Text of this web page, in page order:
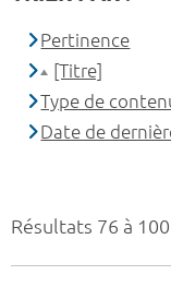
Résultats 76 à
Pertinence
[Titre]
Type de
Date de